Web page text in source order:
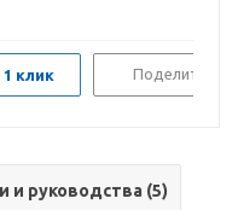
1 клик Поделиться
и руководства (5)